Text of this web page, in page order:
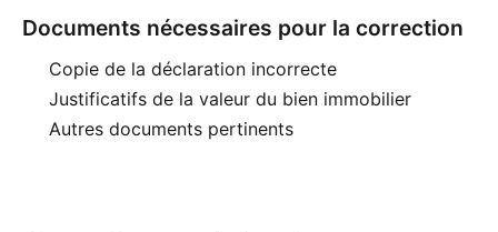
Documents nécessaires pour la correction
Copie de la déclaration incorrecte
Justificatifs de la valeur du bien immobilier
Autres documents pertinents